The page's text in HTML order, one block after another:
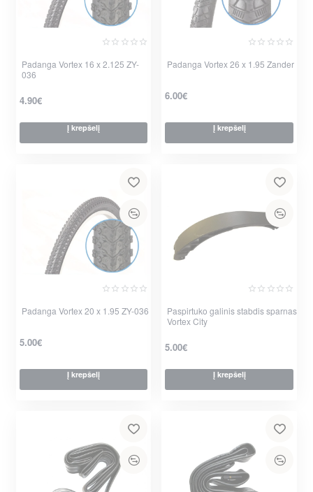
Padanga Vortex 16 x 2.125 ZY-
036
4.90€
Į krepšelį
Padanga Vortex 26 x 1.95 Zander
6.00€
Į krepšelį
Padanga Vortex 20 x 1.95 ZY-036
5.00€
Į krepšelį
Paspirtuko galinis stabdis sparnas
Vortex City
5.00€
Į krepšelį